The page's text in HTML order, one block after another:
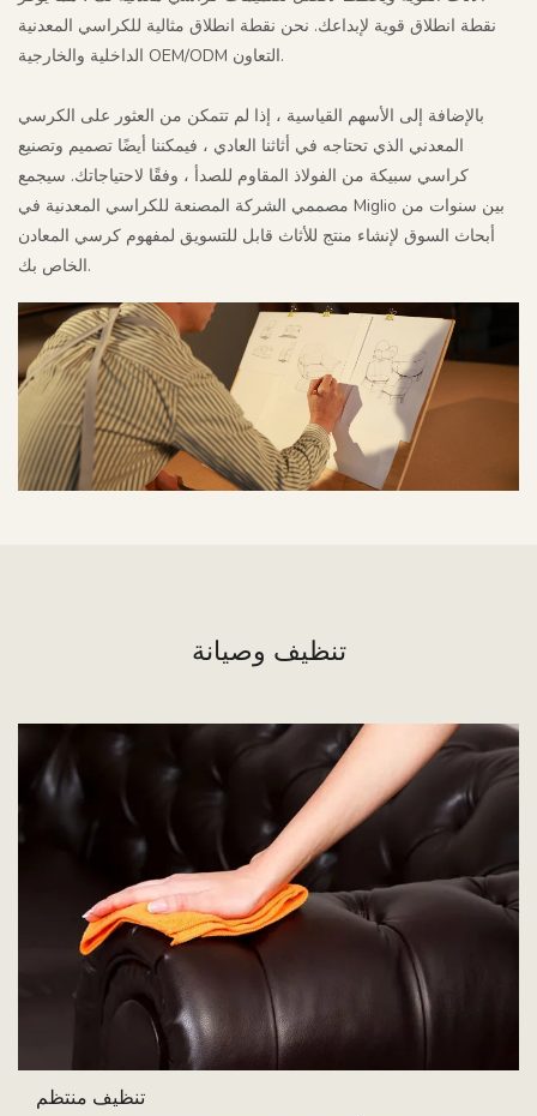
نقطة انطلاق قوية لإبداعك. نحن نقطة انطلاق مثالية للكراسي المعدنية
الداخلية والخارجية OEM/ODM التعاون.
بالإضافة إلى الأسهم القياسية ، إذا لم تتمكن من العثور على الكرسي
المعدني الذي تحتاجه في أثاثنا العادي ، فيمكننا أيضًا تصميم وتصنيع
كراسي سبيكة من الفولاذ المقاوم للصدأ ، وفقًا لاحتياجاتك. سيجمع
مصممي الشركة المصنعة للكراسي المعدنية في Miglio بين سنوات من
أبحاث السوق لإنشاء منتج للأثاث قابل للتسويق لمفهوم كرسي المعادن
الخاص بك.
تنظيف وصيانة
تنظيف منتظم